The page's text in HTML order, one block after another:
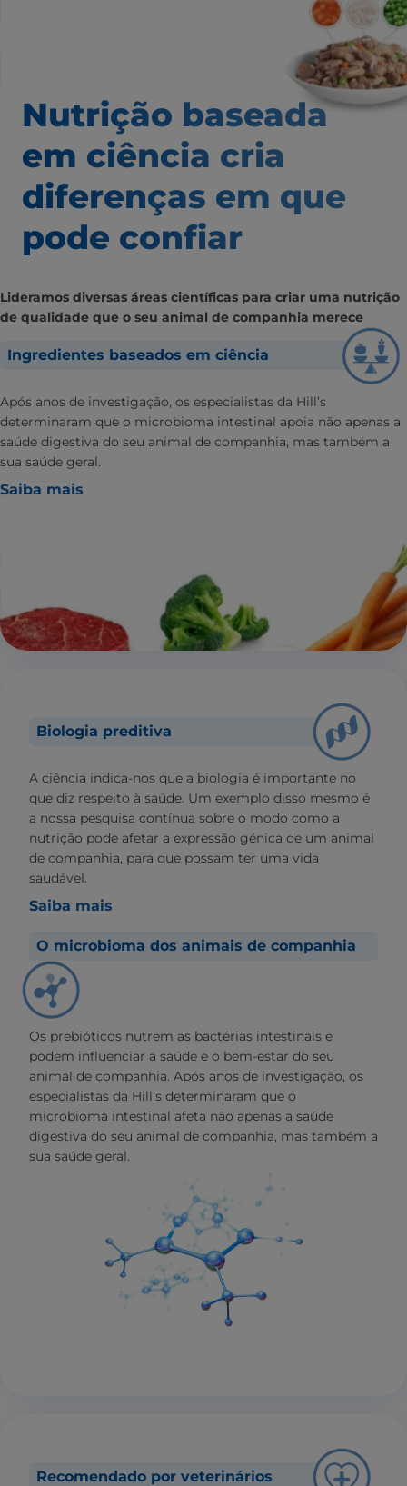
Nutrição baseada
em ciência cria
diferenças em que
pode confiar
Lideramos diversas áreas científicas para criar uma nutrição
de qualidade que o seu animal de companhia merece
Ingredientes baseados em ciência
Após anos de investigação, os especialistas da Hill’s
determinaram que o microbioma intestinal apoia não apenas a
saúde digestiva do seu animal de companhia, mas também a
sua saúde geral.
Saiba mais
Biologia preditiva
A ciência indica-nos que a biologia é importante no
que diz respeito à saúde. Um exemplo disso mesmo é
a nossa pesquisa contínua sobre o modo como a
nutrição pode afetar a expressão génica de um animal
de companhia, para que possam ter uma vida
saudável.
Saiba mais
O microbioma dos animais de companhia
Os prebióticos nutrem as bactérias intestinais e
podem influenciar a saúde e o bem-estar do seu
animal de companhia. Após anos de investigação, os
especialistas da Hill’s determinaram que o
microbioma intestinal afeta não apenas a saúde
digestiva do seu animal de companhia, mas também a
sua saúde geral.
Recomendado por veterinários